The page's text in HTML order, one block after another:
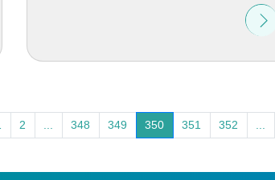
2 348 349 350 351 352